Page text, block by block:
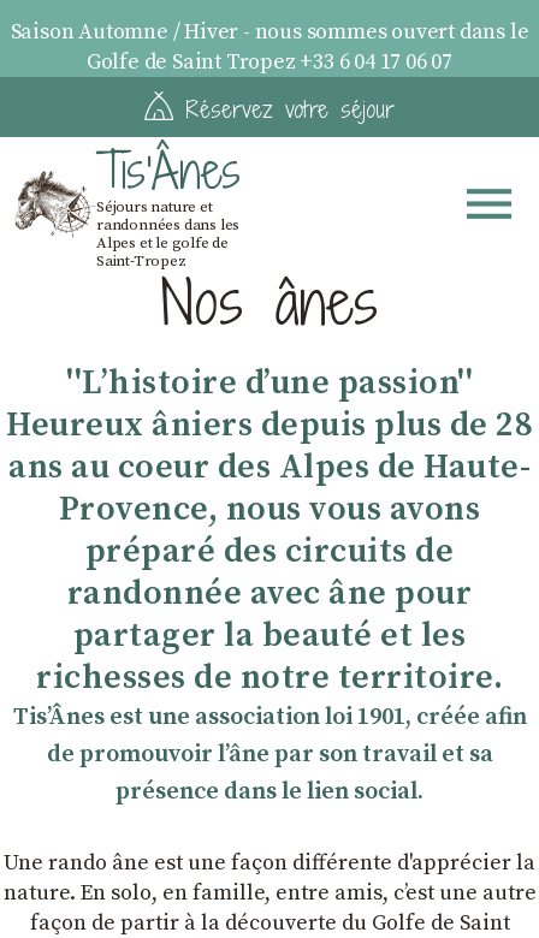
Saison Automne / Hiver - nous sommes ouvert dans le
Golfe de Saint Tropez +33 6 04 17 06 07
Réservez votre séjour
Tis'Ânes
Séjours nature et
randonnées dans les
Alpes et le golfe de
Saint-TropezNos ânes
''Lʼhistoire dʼune passion''
Heureux âniers depuis plus de 28
ans au coeur des Alpes de Haute-
Provence, nous vous avons
préparé des circuits de
randonnée avec âne pour
partager la beauté et les
richesses de notre territoire.
TisʼÂnes est une association loi 1901, créée afin
de promouvoir lʼâne par son travail et sa
présence dans le lien social.
Une rando âne est une façon différente d'apprécier la
nature. En solo, en famille, entre amis, cʼest une autre
façon de partir à la découverte du Golfe de Saint